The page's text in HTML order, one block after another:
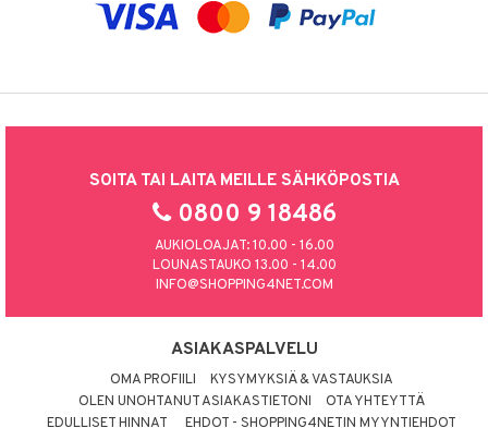
SOITA TAI LAITA MEILLE SÄHKÖPOSTIA
0800 9 18486
AUKIOLOAJAT: 10.00 - 16.00
LOUNASTAUKO 13.00 - 14.00
INFO@SHOPPING4NET.COM
ASIAKASPALVELU
OMA PROFIILI
KYSYMYKSIÄ & VASTAUKSIA
OLEN UNOHTANUT ASIAKASTIETONI
OTA YHTEYTTÄ
EDULLISET HINNAT
EHDOT - SHOPPING4NETIN MYYNTIEHDOT